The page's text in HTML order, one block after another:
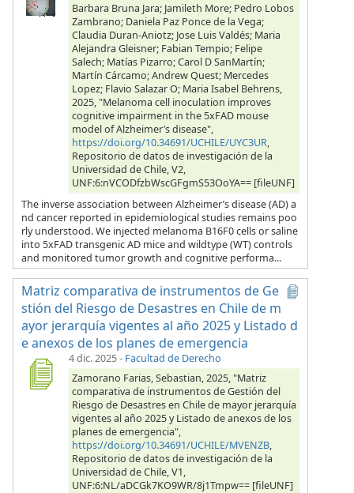
Barbara Bruna Jara; Jamileth More; Pedro Lobos
Zambrano; Daniela Paz Ponce de la Vega;
Claudia Duran-Aniotz; Jose Luis Valdés; Maria
Alejandra Gleisner; Fabian Tempio; Felipe
Salech; Matías Pizarro; Carol D SanMartín;
Martín Cárcamo; Andrew Quest; Mercedes
Lopez; Flavio Salazar O; Maria Isabel Behrens,
2025, "Melanoma cell inoculation improves
cognitive impairment in the 5xFAD mouse
model of Alzheimer’s disease",
https://doi.org/10.34691/UCHILE/UYC3UR,
Repositorio de datos de investigación de la
Universidad de Chile, V2,
UNF:6:nVCODfzbWscGFgmS53OoYA== [fileUNF]
The inverse association between Alzheimer’s disease (AD) a
nd cancer reported in epidemiological studies remains poo
rly understood. We injected melanoma B16F0 cells or saline
into 5xFAD transgenic AD mice and wildtype (WT) controls
and monitored tumor growth and cognitive performa...
Matriz comparativa de instrumentos de Ge
stión del Riesgo de Desastres en Chile de m
ayor jerarquía vigentes al año 2025 y Listado d
e anexos de los planes de emergencia
4 dic. 2025- Facultad de Derecho
Zamorano Farias, Sebastian, 2025, "Matriz
comparativa de instrumentos de Gestión del
Riesgo de Desastres en Chile de mayor jerarquía
vigentes al año 2025 y Listado de anexos de los
planes de emergencia",
https://doi.org/10.34691/UCHILE/MVENZB,
Repositorio de datos de investigación de la
Universidad de Chile, V1,
UNF:6:NL/aDCGk7KO9WR/8j1Tmpw== [fileUNF]